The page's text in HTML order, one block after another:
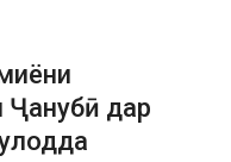
Ҷанубӣ дар